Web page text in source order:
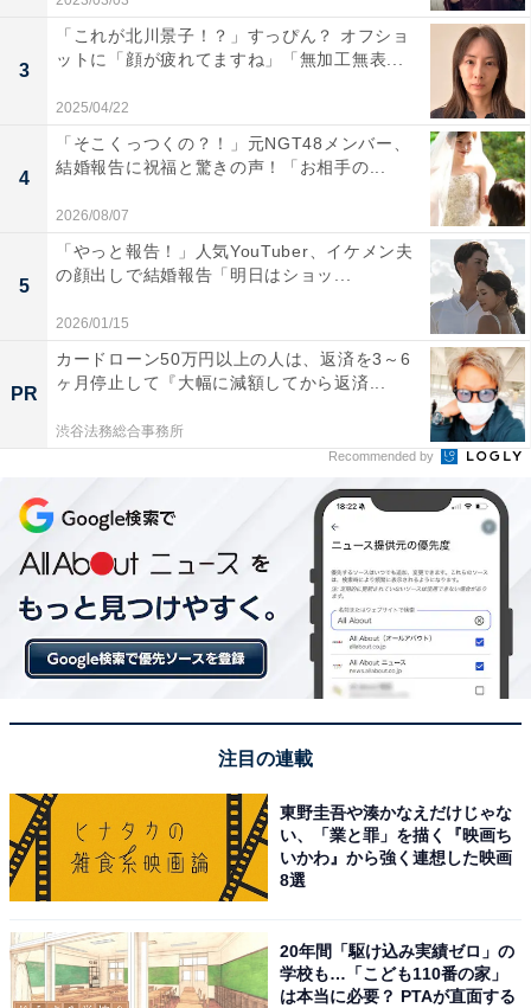
3
「これが北川景子！？」すっぴん？ オフショ
ットに「顔が疲れてますね」「無加工無表...
2025/04/22
4
「そこくっつくの？！」元NGT48メンバー、
結婚報告に祝福と驚きの声！「お相手の...
2026/08/07
5
「やっと報告！」人気YouTuber、イケメン夫
の顔出しで結婚報告「明日はショッ...
2026/01/15
PR
カードローン50万円以上の人は、返済を3～6
ヶ月停止して『大幅に減額してから返済...
渋谷法務総合事務所
Recommended by
注目の連載
東野圭吾や湊かなえだけじゃな
い、「業と罪」を描く『映画ち
いかわ』から強く連想した映画
8選
20年間「駆け込み実績ゼロ」の
学校も…「こども110番の家」
は本当に必要？ PTAが直面する